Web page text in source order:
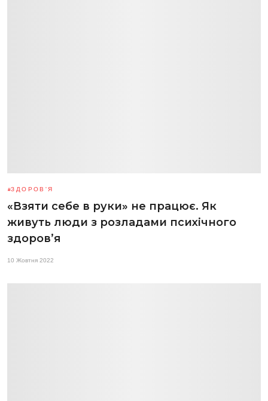
ЗДОРОВ'Я
«Взяти себе в руки» не працює. Як
живуть люди з розладами психічного
здоров’я
10 Жовтня 2022